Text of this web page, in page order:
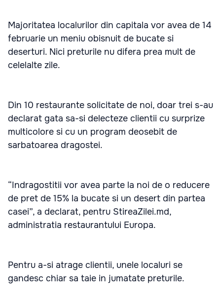
Majoritatea localurilor din capitala vor avea de 14
februarie un meniu obisnuit de bucate si
deserturi. Nici preturile nu difera prea mult de
celelalte zile.
Din 10 restaurante solicitate de noi, doar trei s-au
declarat gata sa-si delecteze clientii cu surprize
multicolore si cu un program deosebit de
sarbatoarea dragostei.
“Indragostitii vor avea parte la noi de o reducere
de pret de 15% la bucate si un desert din partea
casei”, a declarat, pentru StireaZilei.md,
administratia restaurantului Europa.
Pentru a-si atrage clientii, unele localuri se
gandesc chiar sa taie in jumatate preturile.